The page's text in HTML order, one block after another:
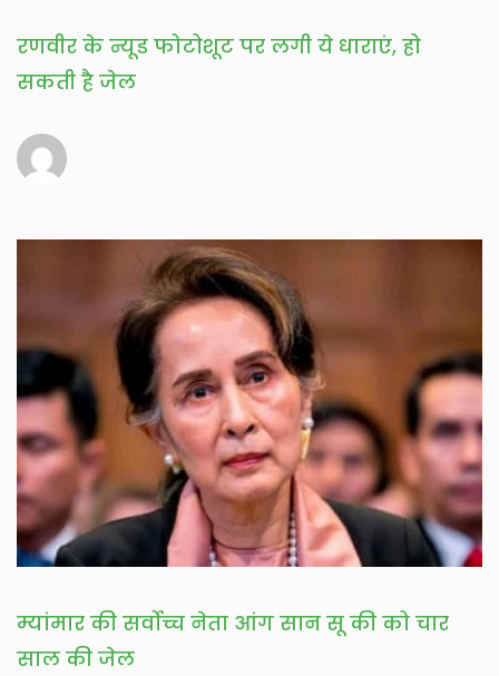
रणवीर के न्यूड फोटोशूट पर लगी ये धाराएं, हो
सकती है जेल
म्यांमार की सर्वोच्च नेता आंग सान सू की को चार
साल की जेल